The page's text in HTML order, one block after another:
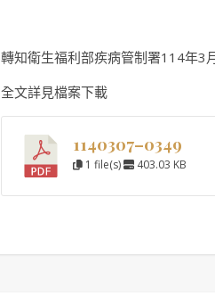
轉知衛生福利部疾病管制署114年
全文詳見檔案下載
1140307–0349
1 file(s) 403.03 KB